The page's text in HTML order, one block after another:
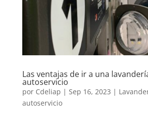
Las ventajas de ir a una
autoservicio
por Cdeliap | Sep 16, 2023 |
autoservicio